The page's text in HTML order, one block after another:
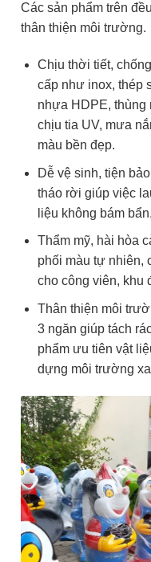
Các sản phẩm trên
thân thiện môi trường.
Chịu thời tiết,
cấp như inox, thép
nhựa HDPE, thùng
chịu tia UV, mưa
màu bền đẹp.
Dễ vệ sinh, tiện
tháo rời giúp việc
liệu không bám
Thẩm mỹ, hài hòa
phối màu tự nhiên,
cho công viên, khu
Thân thiện môi
3 ngăn giúp tách
phẩm ưu tiên vật
dựng môi trường